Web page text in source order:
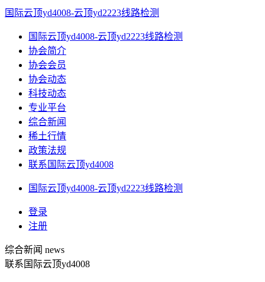
国际云顶yd4008-云顶yd2223线路检测
国际云顶yd4008-云顶yd2223线路检测
协会简介
协会会员
协会动态
科技动态
专业平台
综合新闻
稀土行情
政策法规
联系国际云顶yd4008
国际云顶yd4008-云顶yd2223线路检测
登录
注册
综合新闻 news
联系国际云顶yd4008